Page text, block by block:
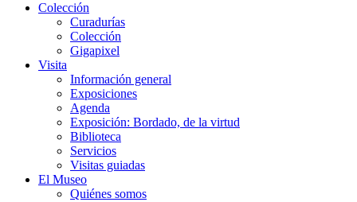
Colección
Curadurías
Colección
Gigapixel
Visita
Información general
Exposiciones
Agenda
Exposición: Bordado, de la virtud
Biblioteca
Servicios
Visitas guiadas
El Museo
Quiénes somos